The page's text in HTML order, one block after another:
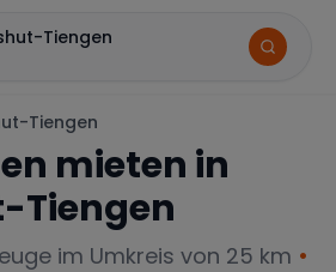
Tiengen
Tiengen
mieten in
Tiengen
im Umkreis von 25 km •